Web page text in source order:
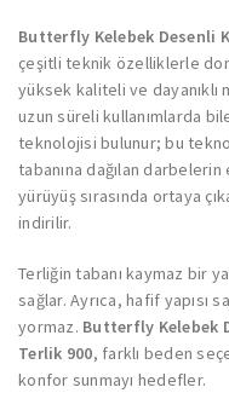
Butterfly Kelebek Desenli
çeşitli teknik özelliklerle
yüksek kaliteli ve
uzun süreli kullanımlarda
teknolojisi bulunur; bu
tabanına dağılan
yürüyüş sırasında ortaya
indirilir.
Terliğin tabanı kaymaz bir
sağlar. Ayrıca, hafif yapısı
yormaz. Butterfly Kelebek
Terlik 900, farklı beden
konfor sunmayı hedefler.